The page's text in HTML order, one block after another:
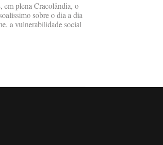
em plena Cracolândia, o
sobre o dia a dia
a vulnerabilidade social